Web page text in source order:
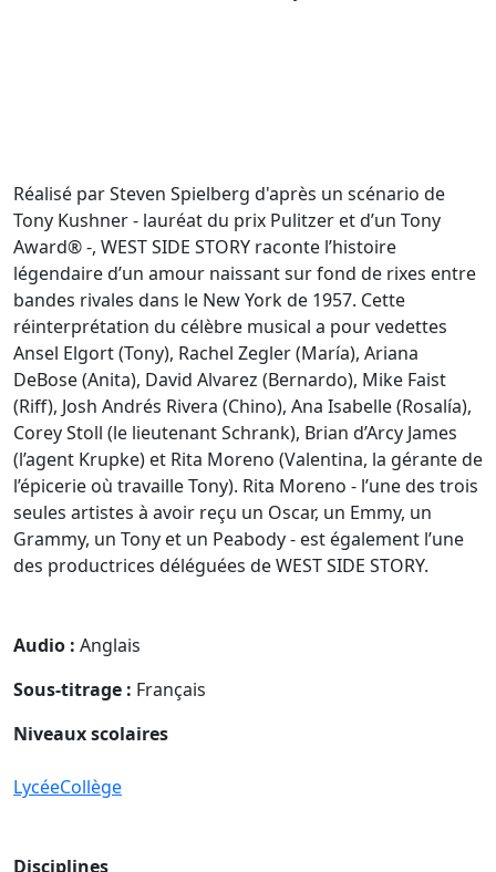
Réalisé par Steven Spielberg d'après un scénario de
Tony Kushner - lauréat du prix Pulitzer et d’un Tony
Award® -, WEST SIDE STORY raconte l’histoire
légendaire d’un amour naissant sur fond de rixes entre
bandes rivales dans le New York de 1957. Cette
réinterprétation du célèbre musical a pour vedettes
Ansel Elgort (Tony), Rachel Zegler (María), Ariana
DeBose (Anita), David Alvarez (Bernardo), Mike Faist
(Riff), Josh Andrés Rivera (Chino), Ana Isabelle (Rosalía),
Corey Stoll (le lieutenant Schrank), Brian d’Arcy James
(l’agent Krupke) et Rita Moreno (Valentina, la gérante de
l’épicerie où travaille Tony). Rita Moreno - l’une des trois
seules artistes à avoir reçu un Oscar, un Emmy, un
Grammy, un Tony et un Peabody - est également l’une
des productrices déléguées de WEST SIDE STORY.
Audio : Anglais
Sous-titrage : Français
Niveaux scolaires
LycéeCollège
Disciplines